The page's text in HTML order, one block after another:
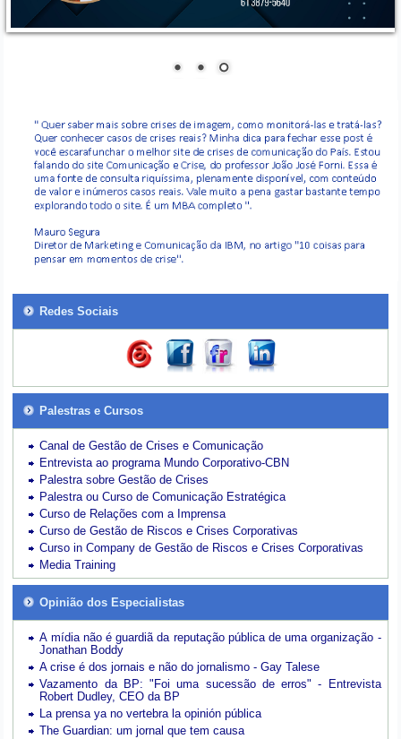
Redes Sociais
Palestras e Cursos
Canal de Gestão de Crises e Comunicação
Entrevista ao programa Mundo Corporativo-CBN
Palestra sobre Gestão de Crises
Palestra ou Curso de Comunicação Estratégica
Curso de Relações com a Imprensa
Curso de Gestão de Riscos e Crises Corporativas
Curso in Company de Gestão de Riscos e Crises Corporativas
Media Training
Opinião dos Especialistas
A mídia não é guardiã da reputação pública de uma organização -
Jonathan Boddy
A crise é dos jornais e não do jornalismo - Gay Talese
Vazamento da BP: "Foi uma sucessão de erros" - Entrevista
Robert Dudley, CEO da BP
La prensa ya no vertebra la opinión pública
The Guardian: um jornal que tem causa